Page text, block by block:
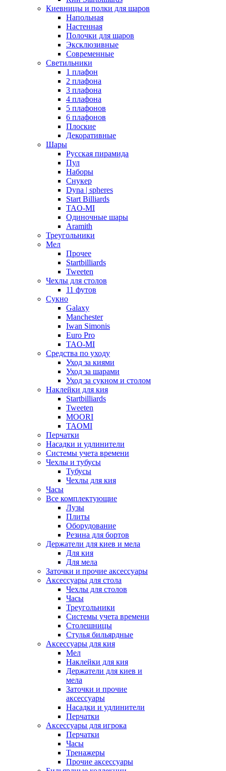
Киевницы и полки для шаров
Напольная
Настенная
Полочки для шаров
Эксклюзивные
Современные
Светильники
1 плафон
2 плафона
3 плафона
4 плафона
5 плафонов
6 плафонов
Плоские
Декоративные
Шары
Русская пирамида
Пул
Наборы
Снукер
Dyna | spheres
Start Billiards
TAO-MI
Одиночные шары
Aramith
Треугольники
Мел
Прочее
Startbilliards
Tweeten
Чехлы для столов
11 футов
Сукно
Galaxy
Manchester
Iwan Simonis
Euro Pro
TAO-MI
Средства по уходу
Уход за киями
Уход за шарами
Уход за сукном и столом
Наклейки для кия
Startbilliards
Tweeten
MOORI
TAOMI
Перчатки
Насадки и удлинители
Системы учета времени
Чехлы и тубусы
Тубусы
Чехлы для кия
Часы
Все комплектующие
Лузы
Плиты
Оборудование
Резина для бортов
Держатели для киев и мела
Для кия
Для мела
Заточки и прочие аксессуары
Аксессуары для стола
Чехлы для столов
Часы
Треугольники
Системы учета времени
Столешницы
Стулья бильярдные
Аксессуары для кия
Мел
Наклейки для кия
Держатели для киев и
мела
Заточки и прочие
аксессуары
Насадки и удлинители
Перчатки
Аксессуары для игрока
Перчатки
Часы
Тренажеры
Прочие аксессуары